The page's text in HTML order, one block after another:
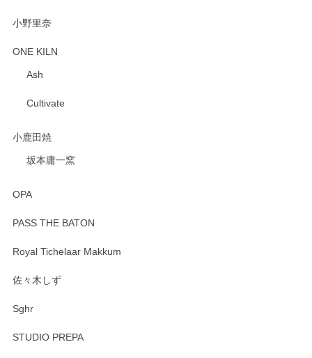
小野里奈
ONE KILN
Ash
Cultivate
小鹿田焼
坂本庸一窯
OPA
PASS THE BATON
Royal Tichelaar Makkum
佐々木しず
Sghr
STUDIO PREPA